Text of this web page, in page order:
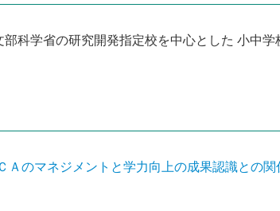
科学省の研究開発指定校を中心とした 小中学
のマネジメントと学力向上の成果認識との関